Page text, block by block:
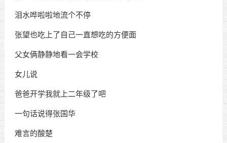
泪水哗啦啦地流个不停
张望也吃上了自己一直想吃的方便面
父女俩静静地看一会学校
女儿说
爸爸开学我就上二年级了吧
一句话说得张国华
难言的酸楚